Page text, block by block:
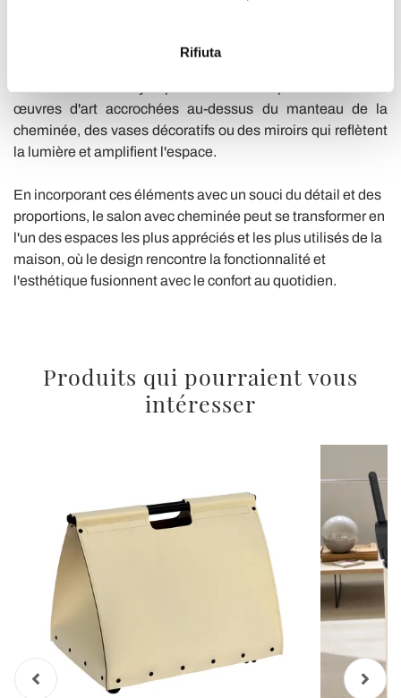
Identificare il tuo dispositivo, scansionandolo
(impronte digitali).
Approfondisci come vengono elaborati i tuoi dati personali
e imposta le tue preferenze nella
dalla Dichiarazione sui cookie.
Utilizziamo i cookie per personalizzare contenuti ed
annunci, per fornire funzionalità dei social media e per
analizzare il nostro traffico. Condividiamo inoltre
con altre informazioni che ha fornito loro o che hanno
raccolto dal suo utilizzo dei loro servizi.
Rifiuta
pour ajouter un éclairage doux qui rehausse l'ambiance du
œuvres d'art accrochées au-dessus du manteau de la
cheminée, des vases décoratifs ou des miroirs qui reflètent
la lumière et amplifient l'espace.
En incorporant ces éléments avec un souci du détail et des
proportions, le salon avec cheminée peut se transformer en
l'un des espaces les plus appréciés et les plus utilisés de la
maison, où le design rencontre la fonctionnalité et
l'esthétique fusionnent avec le confort au quotidien.
Produits qui pourraient vous
intéresser